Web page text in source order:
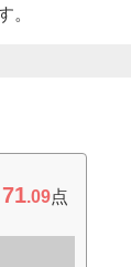
。
71.09点